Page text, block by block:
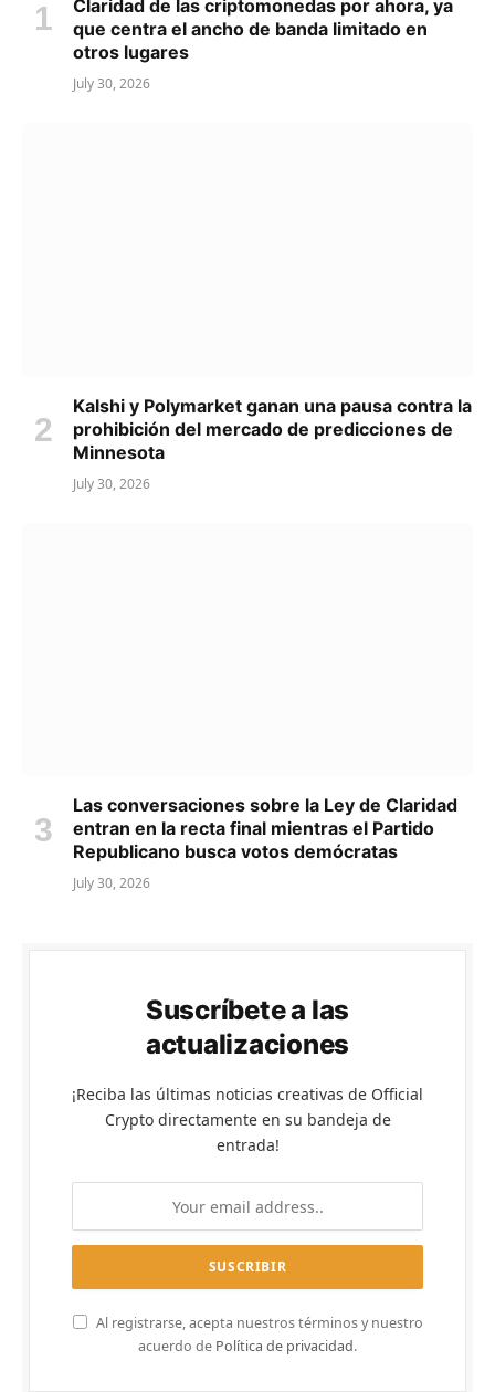
Claridad de las criptomonedas por ahora, ya
que centra el ancho de banda limitado en
otros lugares
July 30, 2026
Kalshi y Polymarket ganan una pausa contra la
prohibición del mercado de predicciones de
Minnesota
July 30, 2026
Las conversaciones sobre la Ley de Claridad
entran en la recta final mientras el Partido
Republicano busca votos demócratas
July 30, 2026
Suscríbete a las
actualizaciones
¡Reciba las últimas noticias creativas de Official
Crypto directamente en su bandeja de
entrada!
Al registrarse, acepta nuestros términos y nuestro
acuerdo de Política de privacidad.